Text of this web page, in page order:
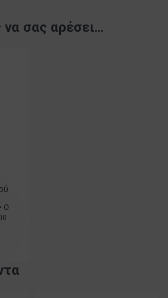
σας αρέσει…
Ο